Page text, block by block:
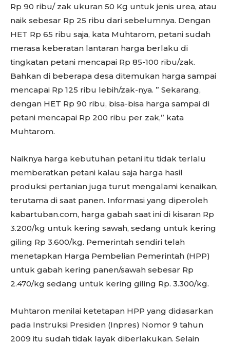
Rp 90 ribu/ zak ukuran 50 Kg untuk jenis urea, atau
naik sebesar Rp 25 ribu dari sebelumnya. Dengan
HET Rp 65 ribu saja, kata Muhtarom, petani sudah
merasa keberatan lantaran harga berlaku di
tingkatan petani mencapai Rp 85-100 ribu/zak.
Bahkan di beberapa desa ditemukan harga sampai
mencapai Rp 125 ribu lebih/zak-nya. ” Sekarang,
dengan HET Rp 90 ribu, bisa-bisa harga sampai di
petani mencapai Rp 200 ribu per zak,” kata
Muhtarom.
Naiknya harga kebutuhan petani itu tidak terlalu
memberatkan petani kalau saja harga hasil
produksi pertanian juga turut mengalami kenaikan,
terutama di saat panen. Informasi yang diperoleh
kabartuban.com, harga gabah saat ini di kisaran Rp
3.200/kg untuk kering sawah, sedang untuk kering
giling Rp 3.600/kg. Pemerintah sendiri telah
menetapkan Harga Pembelian Pemerintah (HPP)
untuk gabah kering panen/sawah sebesar Rp
2.470/kg sedang untuk kering giling Rp. 3.300/kg.
Muhtaron menilai ketetapan HPP yang didasarkan
pada Instruksi Presiden (Inpres) Nomor 9 tahun
2009 itu sudah tidak layak diberlakukan. Selain